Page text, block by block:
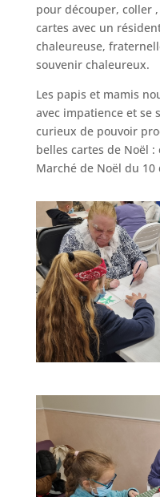
pour découper, coller
cartes avec un
chaleureuse,
souvenir chaleureux.
Les papis et mamis
avec impatience et se
curieux de pouvoir
belles cartes de Noël
Marché de Noël du 10